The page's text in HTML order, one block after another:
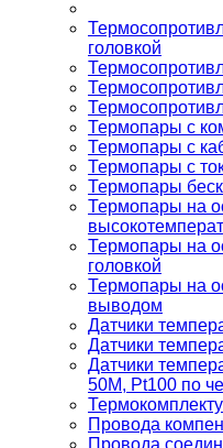
головкой
Термопары с
Термопары с
Термопары с
Термопары
Термопары на
Термопары на
головкой
Термопары на
выводом
Датчики
Датчики
Датчики
50М, Pt100 по
Провода